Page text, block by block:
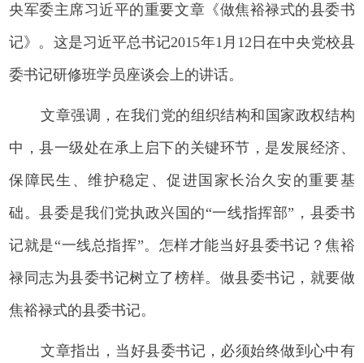
央军委主席习近平的重要文章《做焦裕禄式的县委书
记》。这是习近平总书记2015年1月12日在中央党校县
委书记研修班学员座谈会上的讲话。
文章强调，在我们党的组织结构和国家政权结构
中，县一级处在承上启下的关键环节，是发展经济、
保障民生、维护稳定、促进国家长治久安的重要基
础。县委是我们党执政兴国的“一线指挥部”，县委书
记就是“一线总指挥”。怎样才能当好县委书记？焦裕
禄同志为县委书记树立了榜样。做县委书记，就要做
焦裕禄式的县委书记。
文章指出，当好县委书记，必须始终做到心中有